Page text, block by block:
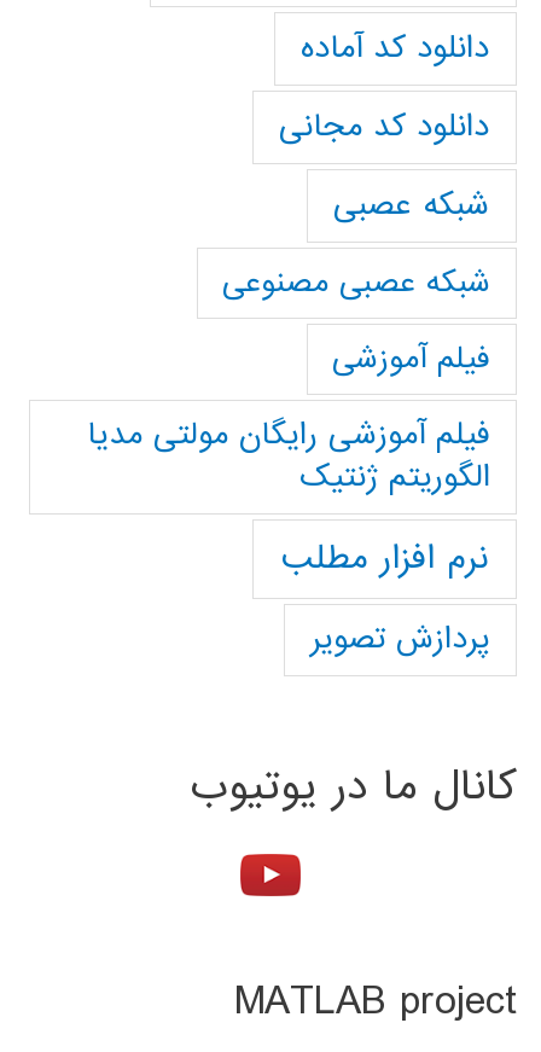
دانلود کد آماده
دانلود کد مجانی
شبکه عصبی
شبکه عصبی مصنوعی
فیلم آموزشی
فیلم آموزشی رایگان مولتی مدیا
الگوریتم ژنتیک
نرم افزار مطلب
پردازش تصویر
کانال ما در یوتیوب
MATLAB project